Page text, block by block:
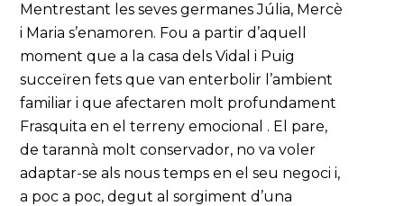
Mentrestant les seves germanes Júlia, Mercè
i Maria s’enamoren. Fou a partir d’aquell
moment que a la casa dels Vidal i Puig
succeïren fets que van enterbolir l’ambient
familiar i que afectaren molt profundament
Frasquita en el terreny emocional . El pare,
de tarannà molt conservador, no va voler
adaptar-se als nous temps en el seu negoci i,
a poc a poc, degut al sorgiment d’una